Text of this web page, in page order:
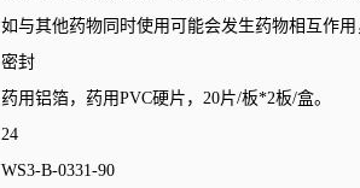
如与其他药物同时使用可能会发生药物相互作
密封
药用铝箔，药用PVC硬片，20片/板*2板/盒。
24
WS3-B-0331-90